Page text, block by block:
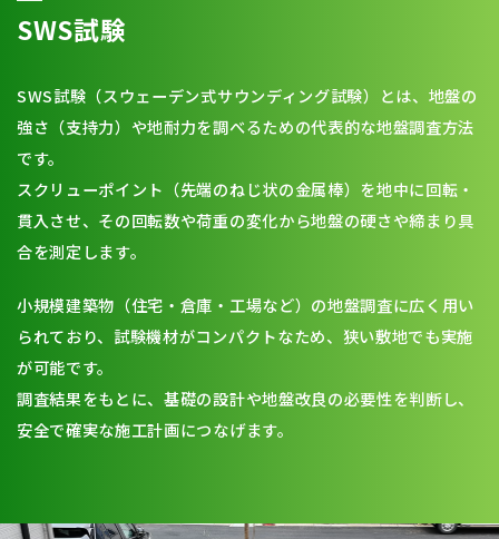
SWS試験
SWS試験（スウェーデン式サウンディング試験）とは、地盤の
強さ（支持力）や地耐力を調べるための代表的な地盤調査方法
です。
スクリューポイント（先端のねじ状の金属棒）を地中に回転・
貫入させ、その回転数や荷重の変化から地盤の硬さや締まり具
合を測定します。
小規模建築物（住宅・倉庫・工場など）の地盤調査に広く用い
られており、試験機材がコンパクトなため、狭い敷地でも実施
が可能です。
調査結果をもとに、基礎の設計や地盤改良の必要性を判断し、
安全で確実な施工計画につなげます。